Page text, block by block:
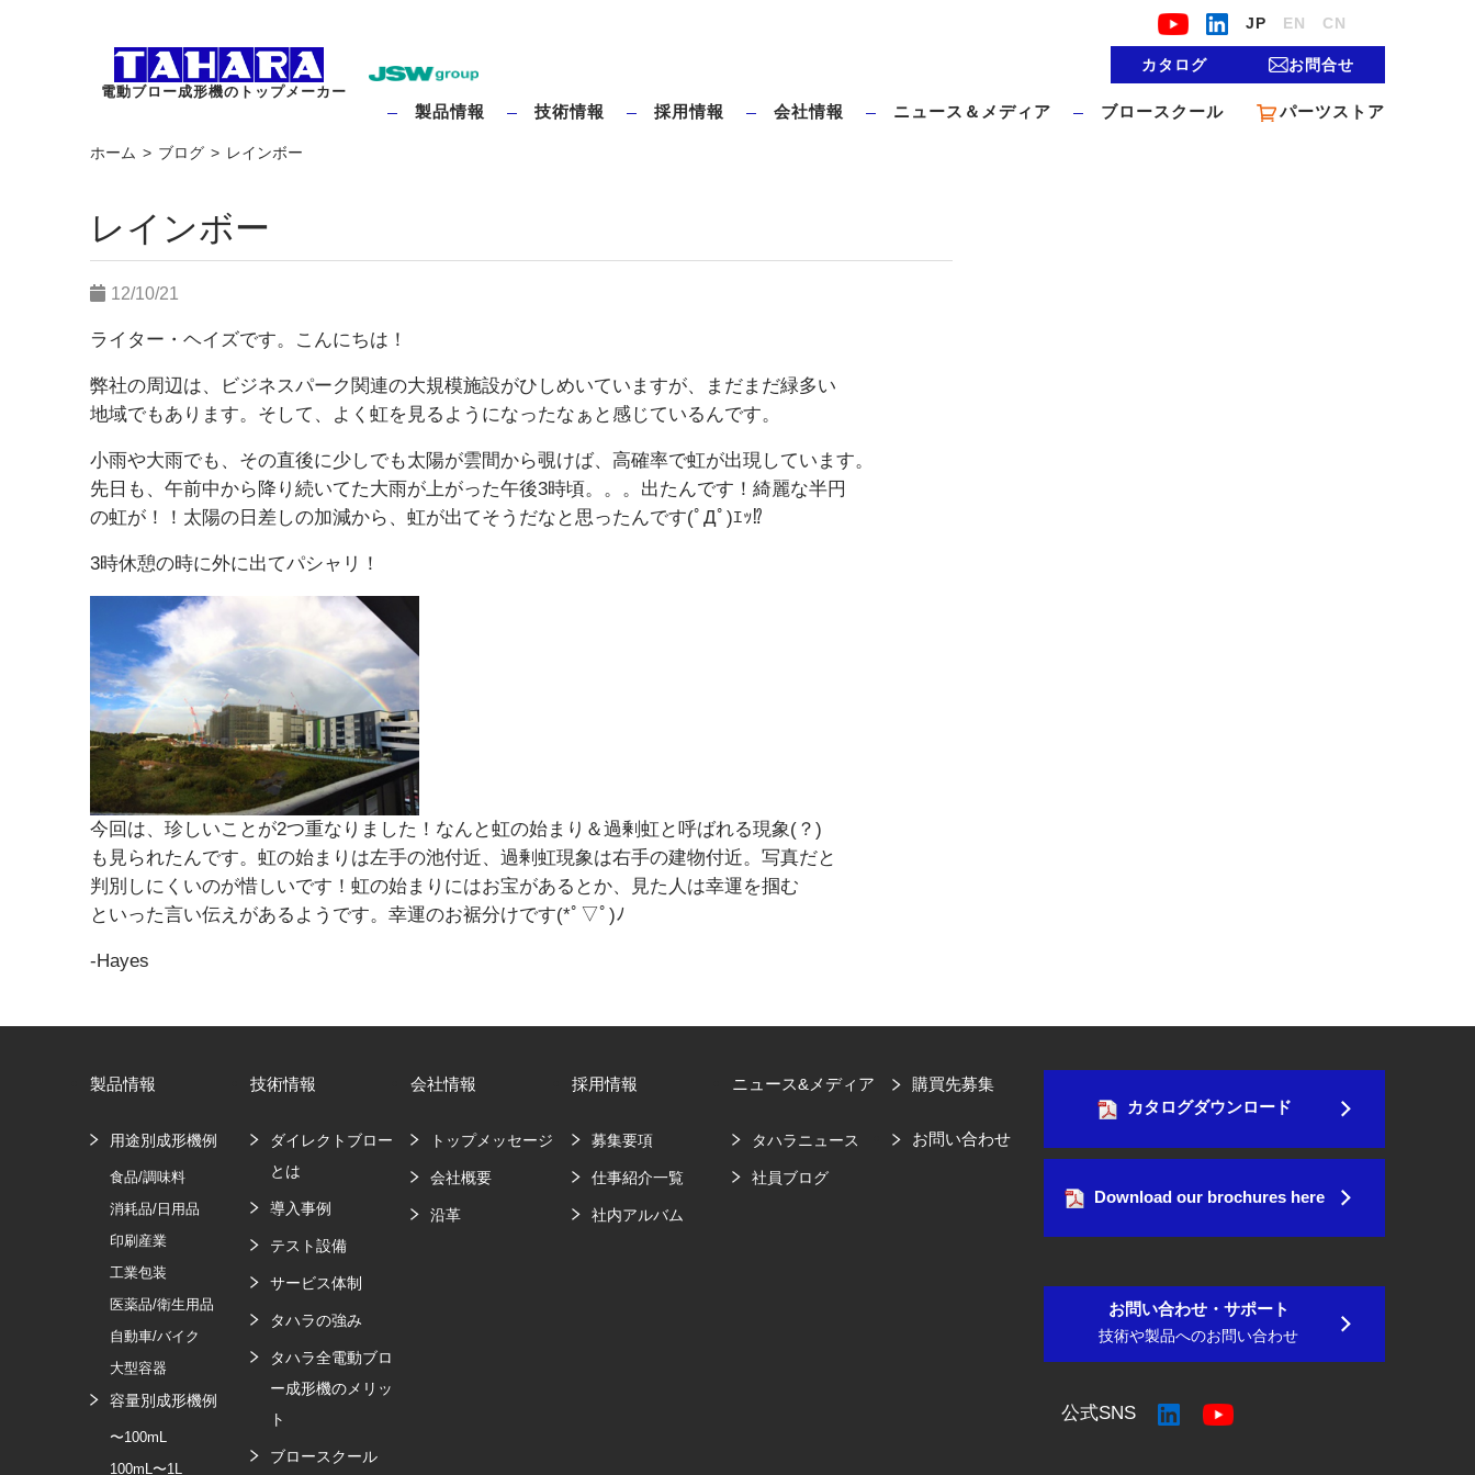
JP EN CN
電動ブロー成形機のトップメーカー
カタログ お問合せ
製品情報 技術情報 採用情報 会社情報 ニュース＆メディア ブロースクール パーツストア
ホーム ブログ レインボー
レインボー
12/10/21
ライター・ヘイズです。こんにちは！
弊社の周辺は、ビジネスパーク関連の大規模施設がひしめいていますが、まだまだ緑多い
地域でもあります。そして、よく虹を見るようになったなぁと感じているんです。
小雨や大雨でも、その直後に少しでも太陽が雲間から覗けば、高確率で虹が出現しています。
先日も、午前中から降り続いてた大雨が上がった午後3時頃。。。出たんです！綺麗な半円
の虹が！！太陽の日差しの加減から、虹が出てそうだなと思ったんです(ﾟДﾟ)ｴｯ⁉
3時休憩の時に外に出てパシャリ！
今回は、珍しいことが2つ重なりました！なんと虹の始まり＆過剰虹と呼ばれる現象(？)
も見られたんです。虹の始まりは左手の池付近、過剰虹現象は右手の建物付近。写真だと
判別しにくいのが惜しいです！虹の始まりにはお宝があるとか、見た人は幸運を掴む
といった言い伝えがあるようです。幸運のお裾分けです(*ﾟ▽ﾟ)ﾉ
-Hayes
製品情報
用途別成形機例
食品/調味料
消耗品/日用品
印刷産業
工業包装
医薬品/衛生用品
自動車/バイク
大型容器
容量別成形機例
〜100mL
100mL〜1L
技術情報
ダイレクトブロー
とは
導入事例
テスト設備
サービス体制
タハラの強み
タハラ全電動ブロ
ー成形機のメリッ
ト
ブロースクール
会社情報
トップメッセージ
会社概要
沿革
採用情報
募集要項
仕事紹介一覧
社内アルバム
ニュース&メディア
タハラニュース
社員ブログ
購買先募集
お問い合わせ
カタログダウンロード
Download our brochures here
お問い合わせ・サポート
技術や製品へのお問い合わせ
公式SNS